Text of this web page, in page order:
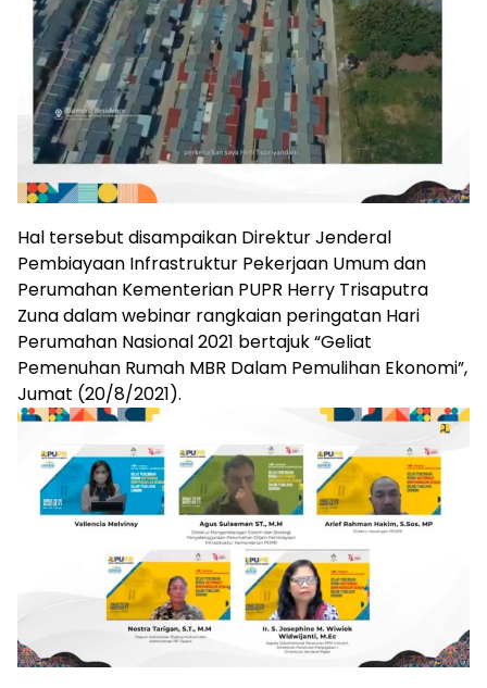
Hal tersebut disampaikan Direktur Jenderal
Pembiayaan Infrastruktur Pekerjaan Umum dan
Perumahan Kementerian PUPR Herry Trisaputra
Zuna dalam webinar rangkaian peringatan Hari
Perumahan Nasional 2021 bertajuk “Geliat
Pemenuhan Rumah MBR Dalam Pemulihan Ekonomi”,
Jumat (20/8/2021).